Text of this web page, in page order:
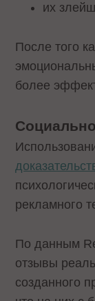
их
После того
более
рекламного
По данным
отзывы
созданного